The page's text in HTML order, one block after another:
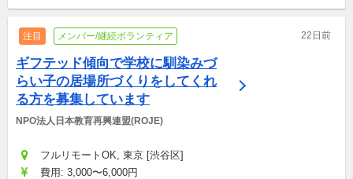
注目 メンバー/継続ボランティア 22日前
ギフテッド傾向で学校に馴染みづ
らい子の居場所づくりをしてくれ
る方を募集しています
NPO法人日本教育再興連盟(ROJE)
フルリモートOK, 東京 [渋谷区]
費用: 3,000〜6,000円